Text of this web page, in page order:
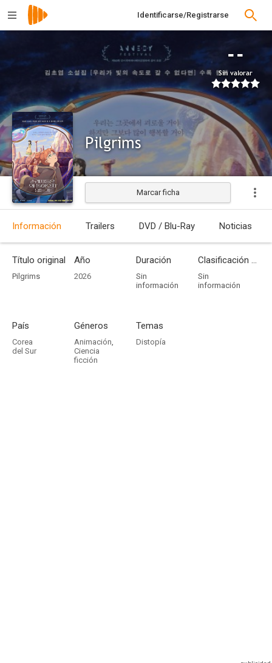
Identificarse/Registrarse
--
Sin valorar
Pilgrims
Estrenada
Marcar ficha
Información Trailers DVD / Blu-Ray Noticias
Título original
Pilgrims
Año
2026
Duración
Sin
información
Clasificación por edades
Sin
información
País
Corea
del Sur
Géneros
Animación,
Ciencia
ficción
Temas
Distopía